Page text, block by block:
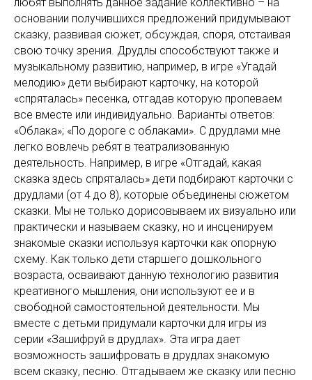
основании получившихся предложений придумывают
сказку, развивая сюжет, обсуждая, споря, отстаивая
свою точку зрения. Друдлы способствуют также и
музыкальному развитию, например, в игре «Угадай
мелодию» дети выбирают карточку, на которой
«спряталась» песенка, отгадав которую пропеваем
все вместе или индивидуально. Варианты ответов:
«Облака»; «По дороге с облаками». С друдлами мне
легко вовлечь ребят в театрализованную
деятельность. Например, в игре «Отгадай, какая
сказка здесь спряталась» дети подбирают карточки с
друдлами (от 4 до 8), которые объединены сюжетом
сказки. Мы не только дорисовываем их визуально или
практически и называем сказку, но и инсценируем
знакомые сказки используя карточки как опорную
схему. Как только дети старшего дошкольного
возраста, осваивают данную технологию развития
креативного мышления, они используют ее и в
свободной самостоятельной деятельности. Мы
вместе с детьми придумали карточки для игры из
серии «Зашифруй в друдлах». Эта игра дает
возможность зашифровать в друдлах знакомую
всем сказку, песню. Отгадываем же сказку или песню